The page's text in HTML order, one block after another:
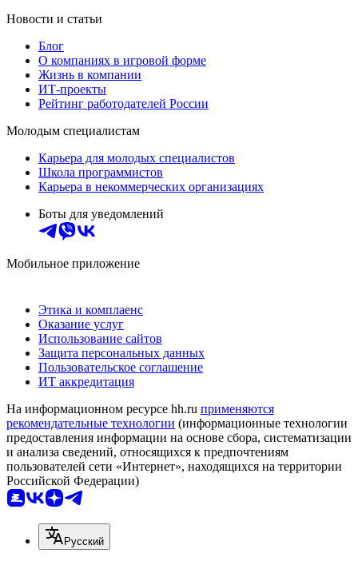
Новости и статьи
Блог
О компаниях в игровой форме
Жизнь в компании
ИТ-проекты
Рейтинг работодателей России
Молодым специалистам
Карьера для молодых специалистов
Школа программистов
Карьера в некоммерческих организациях
Боты для уведомлений
Мобильное приложение
Этика и комплаенс
Оказание услуг
Использование сайтов
Защита персональных данных
Пользовательское соглашение
ИТ аккредитация
На информационном ресурсе hh.ru применяются
рекомендательные технологии (информационные технологии
предоставления информации на основе сбора, систематизации
и анализа сведений, относящихся к предпочтениям
пользователей сети «Интернет», находящихся на территории
Российской Федерации)
Русский